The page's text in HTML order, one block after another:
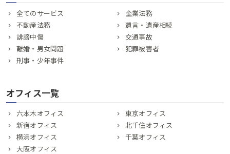
全てのサービス
企業法務
不動産法務
遺言・遺産相続
誹謗中傷
交通事故
離婚・男女問題
犯罪被害者
刑事・少年事件
オフィス一覧
六本木オフィス
東京オフィス
新宿オフィス
北千住オフィス
横浜オフィス
千葉オフィス
大阪オフィス